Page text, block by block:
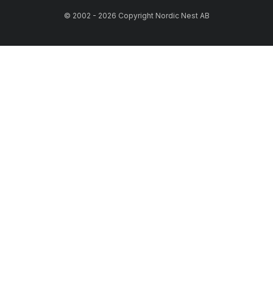
© 2002 - 2026 Copyright Nordic Nest AB